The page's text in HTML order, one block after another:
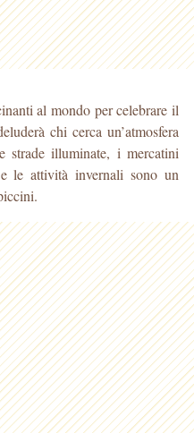
al mondo per celebrare il
chi cerca un’atmosfera
strade illuminate, i mercatini
le attività invernali sono un